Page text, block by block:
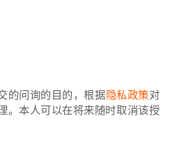
的问询的目的，根据隐私政策对
。本人可以在将来随时取消该授